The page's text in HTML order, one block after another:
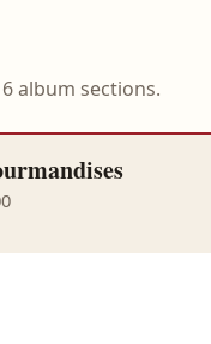
album sections.